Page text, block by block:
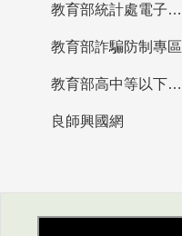
教育部統計處電子書櫃
教育部詐騙防制專區
教育部高中等以下學校及幼兒園教師資格檢定考試
良師興國網